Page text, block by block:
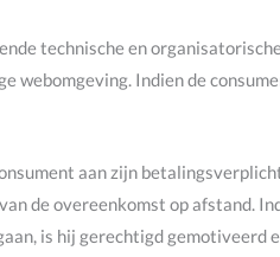
technische en
webomgeving. Indien de
aan zijn
de overeenkomst op afstand.
is hij gerechtigd gemotiveerd